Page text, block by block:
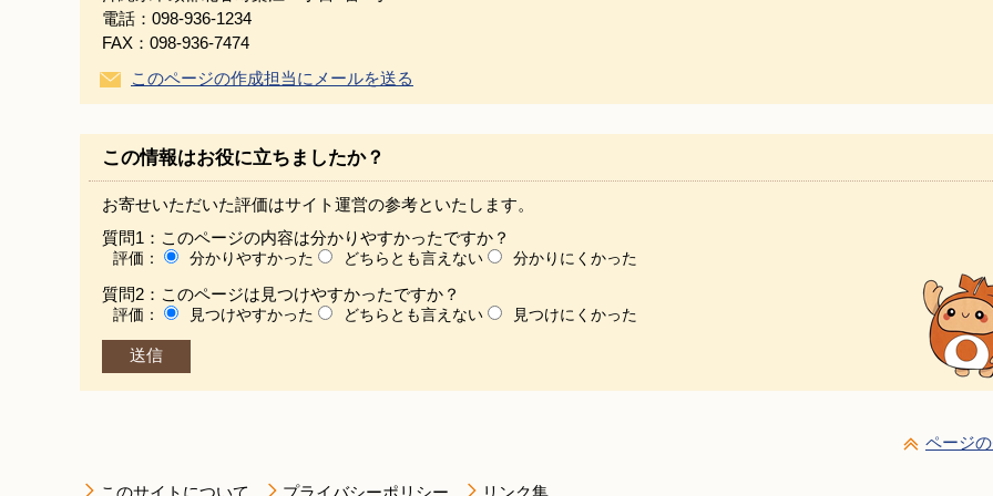
電話：098-936-1234
FAX：098-936-7474
このページの作成担当にメールを送る
この情報はお役に立ちましたか？
お寄せいただいた評価はサイト運営の参考といたします。
質問1：このページの内容は分かりやすかったですか？
評価： 分かりやすかった どちらとも言えない 分かりにくかった
質問2：このページは見つけやすかったですか？
評価： 見つけやすかった どちらとも言えない 見つけにくかった
ページ